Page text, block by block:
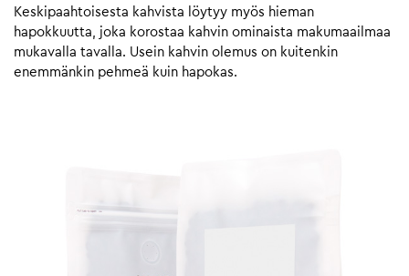
Keskipaahtoisesta kahvista löytyy myös hieman
hapokkuutta, joka korostaa kahvin ominaista makumaailmaa
mukavalla tavalla. Usein kahvin olemus on kuitenkin
enemmänkin pehmeä kuin hapokas.